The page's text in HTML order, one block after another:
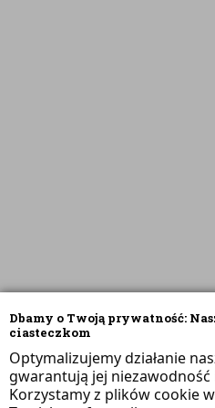
Dbamy o Twoją prywatność:
ciasteczkom
Optymalizujemy działanie
gwarantują jej niezawodność
Korzystamy z plików cookie